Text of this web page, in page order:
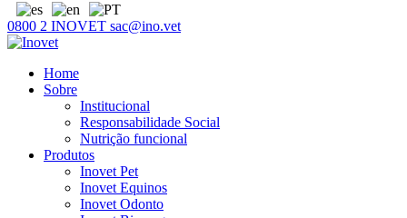
0800 2 INOVET sac@ino.vet
Home
Sobre
Institucional
Responsabilidade Social
Nutrição funcional
Produtos
Inovet Pet
Inovet Equinos
Inovet Odonto